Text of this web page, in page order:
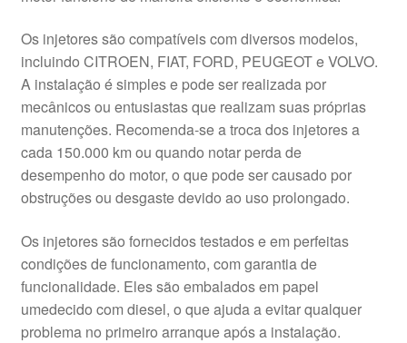
Os injetores são compatíveis com diversos modelos,
incluindo CITROEN, FIAT, FORD, PEUGEOT e VOLVO.
A instalação é simples e pode ser realizada por
mecânicos ou entusiastas que realizam suas próprias
manutenções. Recomenda-se a troca dos injetores a
cada 150.000 km ou quando notar perda de
desempenho do motor, o que pode ser causado por
obstruções ou desgaste devido ao uso prolongado.
Os injetores são fornecidos testados e em perfeitas
condições de funcionamento, com garantia de
funcionalidade. Eles são embalados em papel
umedecido com diesel, o que ajuda a evitar qualquer
problema no primeiro arranque após a instalação.